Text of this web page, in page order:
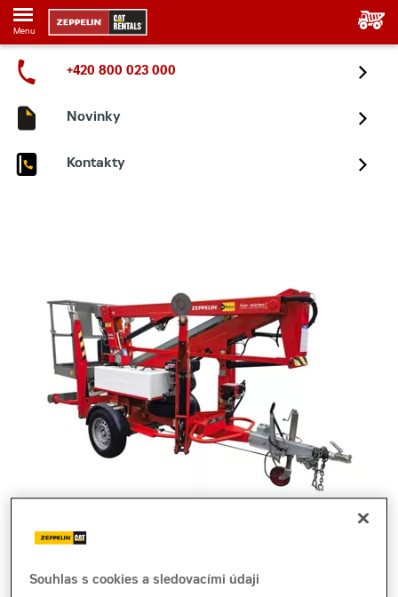
Menu
+420 800 023 000
Novinky
Kontakty
Cena za pronájem
Souhlas s cookies a sledovacími údaji